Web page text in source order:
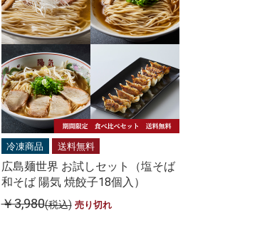
冷凍商品 送料無料
広島麺世界 お試しセット（塩そば
和そば 陽気 焼餃子18個入）
￥3,980(税込) 売り切れ